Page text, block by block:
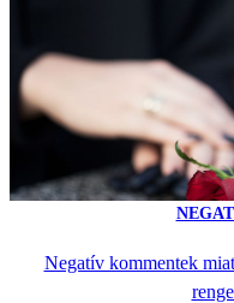
Negatív kommentek